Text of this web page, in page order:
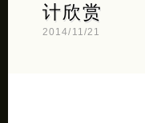
计欣赏
2014/11/21